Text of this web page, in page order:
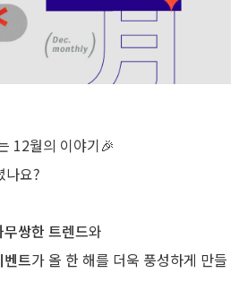
12월의 이야기🎉
나요?
무쌍한 트렌드와
벤트가 올 한 해를 더욱 풍성하게 만들